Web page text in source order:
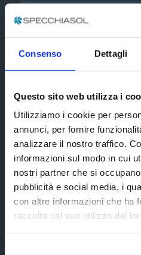
Consenso Dettagli
Questo sito web utilizza i
Utilizziamo i cookie per
annunci, per fornire
analizzare il nostro traffico.
informazioni sul modo in cui
nostri partner che si
pubblicità e social media, i
con altre informazioni che ha
raccolto dal suo utilizzo dei
I accept the terms and
privacy policy
Subscribe
Social media